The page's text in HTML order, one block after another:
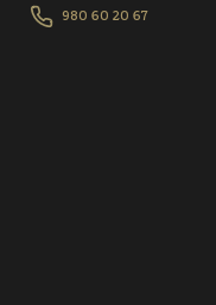
980 60 20 67